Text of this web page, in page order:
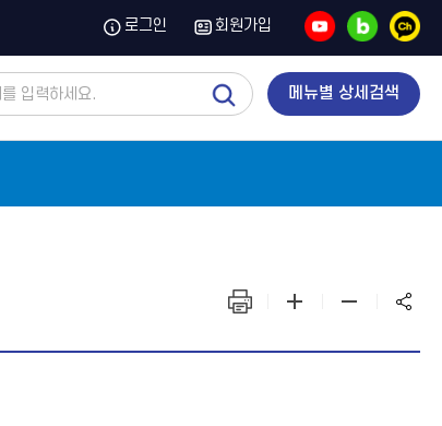
로그인 회원가입
유
튜
브
블
로
그
카
카
오
채
널
메뉴별 상세검색
통
합
검
화
면
면
면